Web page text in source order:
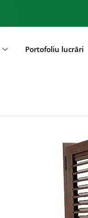
Portofoliu lucrări